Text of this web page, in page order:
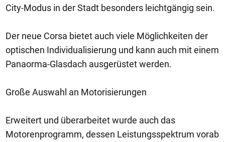
City-Modus in der Stadt besonders leichtgängig sein.
Der neue Corsa bietet auch viele Möglichkeiten der
optischen Individualisierung und kann auch mit einem
Panaorma-Glasdach ausgerüstet werden.
Große Auswahl an Motorisierungen
Erweitert und überarbeitet wurde auch das
Motorenprogramm, dessen Leistungsspektrum vorab